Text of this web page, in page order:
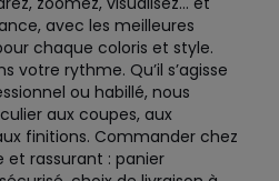
avec les meilleures
chaque coloris et style.
votre rythme. Qu’il s’agisse
ou habillé, nous
aux coupes, aux
finitions. Commander chez
et rassurant : panier